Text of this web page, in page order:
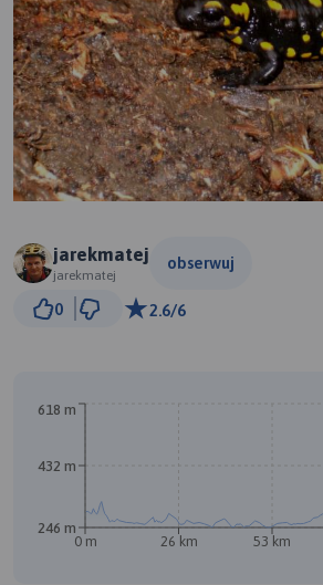
jarekmatej
jarekmatej
obserwuj
0 2.6/6
0 m 26 km 53 km
246 m
432 m
618 m